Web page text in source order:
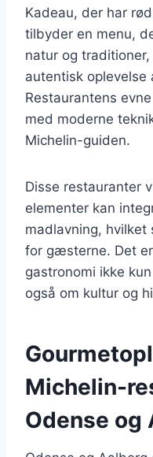
Kadeau, der har
tilbyder en menu,
natur og
autentisk oplevelse
Restaurantens
med moderne
Michelin-guiden.
Disse restauranter
elementer kan
madlavning, hvilket
for gæsterne. Det
gastronomi ikke
også om kultur og
Michelin-
Odense og